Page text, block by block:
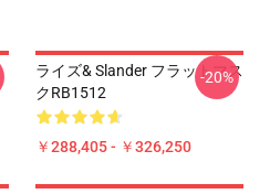
ライズ& Slander フラットマス
クRB1512
￥288,405 - ￥326,250
-20%